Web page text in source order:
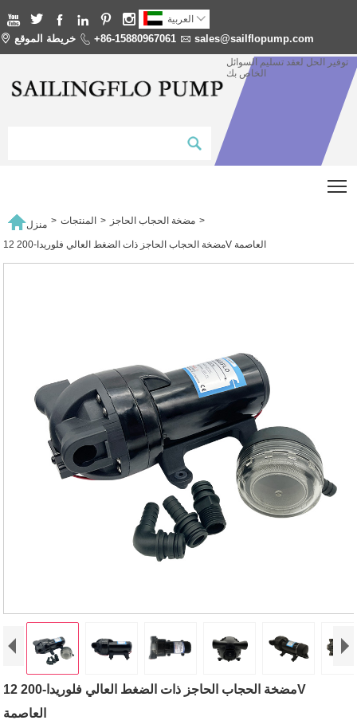
      العربية 
 خريطة الموقع  +86-15880967061  sales@sailflopump.com
توفير الحل لعقد تسليم السوائل
الخاص بك
منزل > المنتجات > مضخة الحجاب الحاجز >
مضخة الحجاب الحاجز ذات الضغط العالي فلوريدا-200 12V العاصمة
مضخة الحجاب الحاجز ذات الضغط العالي فلوريدا-200 12V
العاصمة